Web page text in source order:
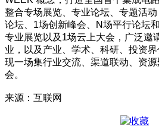
整合专场展览、专业论坛、专题活
论坛、1场创新峰会、N场平行论坛
专业展览以及1场云上大会，广泛邀
业，以及产业、学术、科研、投资
现一场集行业交流、渠道联动、资
会。
来源：互联网